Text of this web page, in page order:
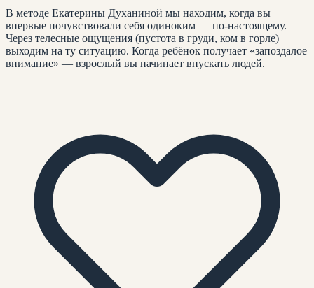
В методе Екатерины Духаниной мы находим, когда вы
впервые почувствовали себя одиноким — по-настоящему.
Через телесные ощущения (пустота в груди, ком в горле)
выходим на ту ситуацию. Когда ребёнок получает «запоздалое
внимание» — взрослый вы начинает впускать людей.